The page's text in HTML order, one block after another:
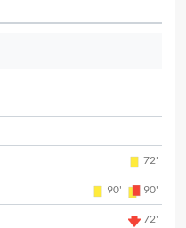
72'
90' 90'
72'